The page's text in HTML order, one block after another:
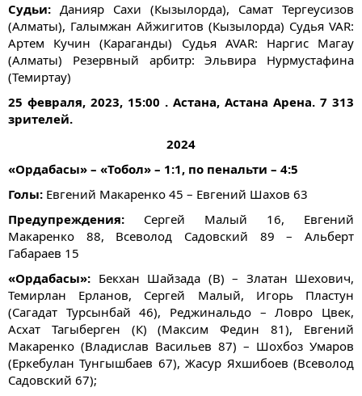
Судьи: Данияр Сахи (Кызылорда), Самат Тергеусизов
(Алматы), Галымжан Айжигитов (Кызылорда) Судья VAR:
Артем Кучин (Караганды) Судья AVAR: Наргис Магау
(Алматы) Резервный арбитр: Эльвира Нурмустафина
(Темиртау)
25 февраля, 2023, 15:00 . Астана, Астана Арена. 7 313
зрителей.
2024
«Ордабасы» – «Тобол» – 1:1, по пенальти – 4:5
Голы: Евгений Макаренко 45 – Евгений Шахов 63
Предупреждения: Сергей Малый 16, Евгений
Макаренко 88, Всеволод Садовский 89 – Альберт
Габараев 15
«Ордабасы»: Бекхан Шайзада (В) – Златан Шехович,
Темирлан Ерланов, Сергей Малый, Игорь Пластун
(Сагадат Турсынбай 46), Реджинальдо – Ловро Цвек,
Асхат Тагыберген (К) (Максим Федин 81), Евгений
Макаренко (Владислав Васильев 87) – Шохбоз Умаров
(Еркебулан Тунгышбаев 67), Жасур Яхшибоев (Всеволод
Садовский 67);